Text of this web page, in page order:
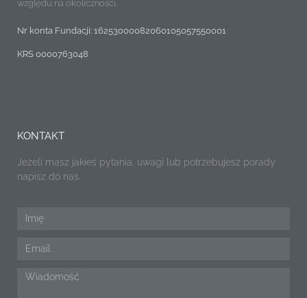
względu na okoliczności.
Nr konta Fundacji: 16253000082060105057550001
KRS 0000763048
KONTAKT
Jeżeli masz jakieś pytania, uwagi lub potrzebujesz porady
napisz do nas.